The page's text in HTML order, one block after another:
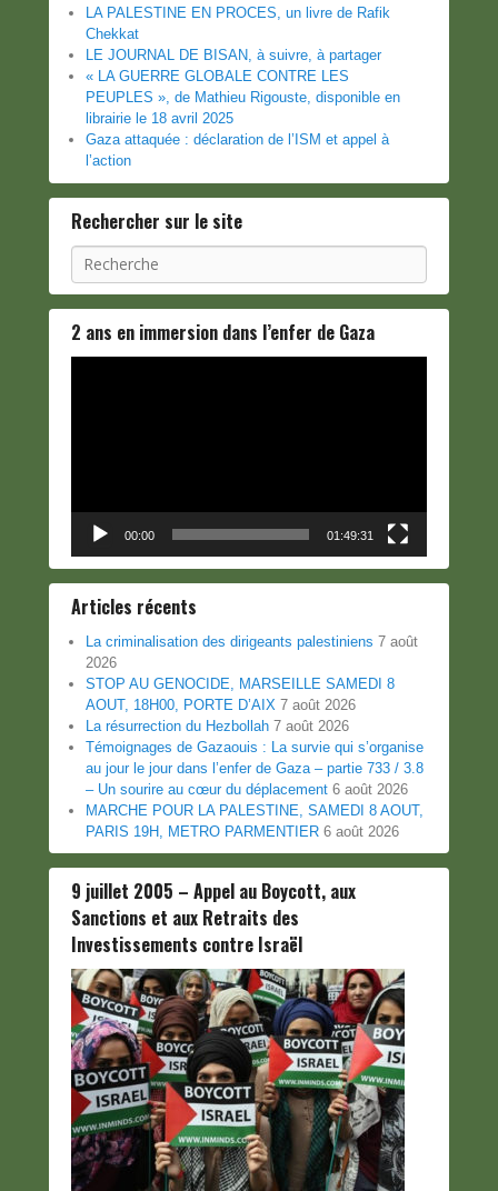
LA PALESTINE EN PROCES, un livre de Rafik
Chekkat
LE JOURNAL DE BISAN, à suivre, à partager
« LA GUERRE GLOBALE CONTRE LES
PEUPLES », de Mathieu Rigouste, disponible en
librairie le 18 avril 2025
Gaza attaquée : déclaration de l’ISM et appel à
l’action
Rechercher sur le site
Recherche
2 ans en immersion dans l’enfer de Gaza
00:00 01:49:31
Articles récents
La criminalisation des dirigeants palestiniens 7 août
2026
STOP AU GENOCIDE, MARSEILLE SAMEDI 8
AOUT, 18H00, PORTE D’AIX 7 août 2026
La résurrection du Hezbollah 7 août 2026
Témoignages de Gazaouis : La survie qui s’organise
au jour le jour dans l’enfer de Gaza – partie 733 / 3.8
– Un sourire au cœur du déplacement 6 août 2026
MARCHE POUR LA PALESTINE, SAMEDI 8 AOUT,
PARIS 19H, METRO PARMENTIER 6 août 2026
9 juillet 2005 – Appel au Boycott, aux
Sanctions et aux Retraits des
Investissements contre Israël